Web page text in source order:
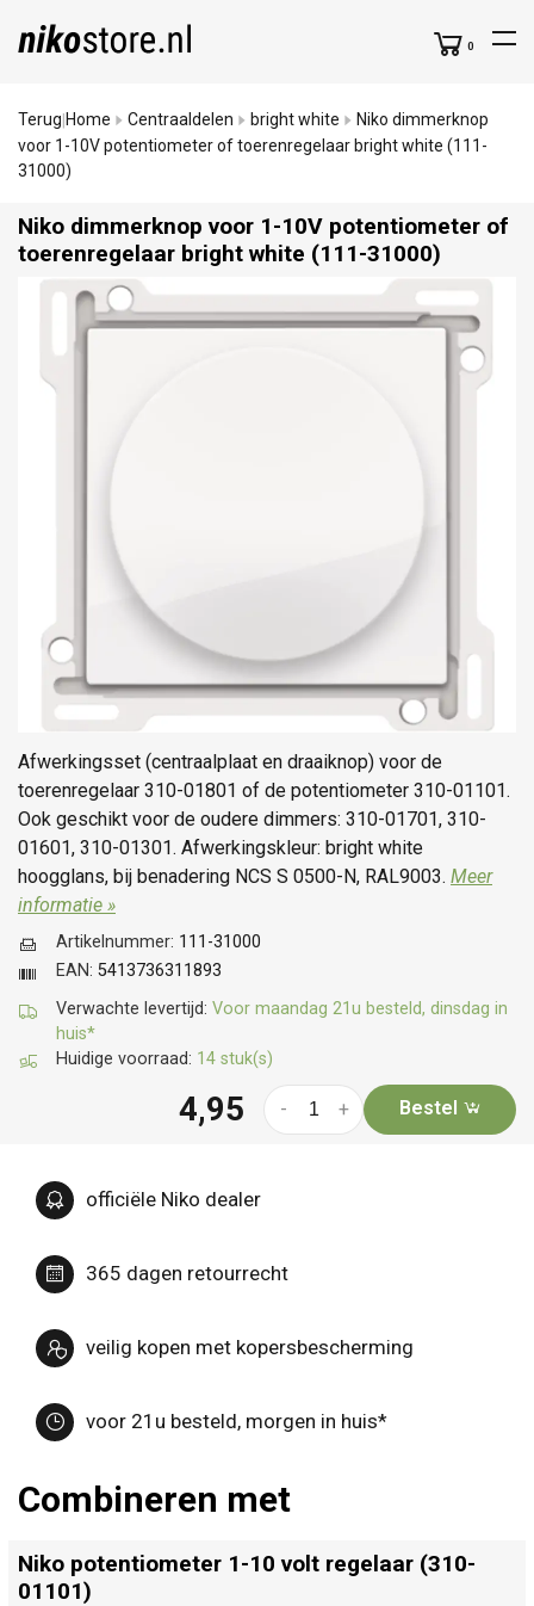
0
Terug Home Centraaldelen bright white
Niko dimmerknop
voor 1-10V potentiometer of toerenregelaar bright white (111-
31000)
Niko dimmerknop voor 1-10V potentiometer of
toerenregelaar bright white (111-31000)
Afwerkingsset (centraalplaat en draaiknop) voor de
toerenregelaar 310-01801 of de potentiometer 310-01101.
Ook geschikt voor de oudere dimmers: 310-01701, 310-
01601, 310-01301. Afwerkingskleur: bright white
hoogglans, bij benadering NCS S 0500-N, RAL9003. Meer
informatie »
Verwachte levertijd: Voor maandag 21u besteld, dinsdag in
huis*
Huidige voorraad: 14 stuk(s)
Artikelnummer: 111-31000
EAN: 5413736311893
4,95 +
- Bestel
officiële Niko dealer
365 dagen retourrecht
veilig kopen met kopersbescherming
voor 21u besteld, morgen in huis*
Combineren met
Niko potentiometer 1-10 volt regelaar (310-
01101)